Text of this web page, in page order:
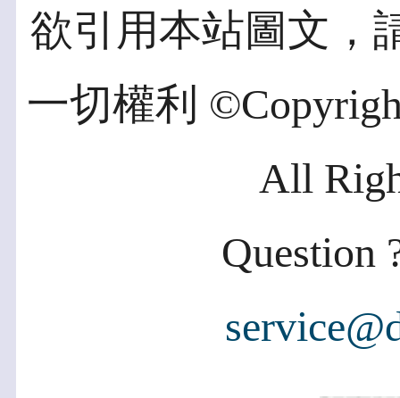
欲引用本站圖文，
一切權利
All
Question